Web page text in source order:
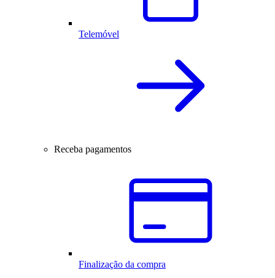
Telemóvel
Receba pagamentos
Finalização da compra